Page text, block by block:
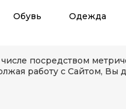
Обувь Одежда
посредством
работу с Сайтом, Вы